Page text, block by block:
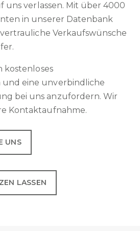
uns verlassen. Mit über 4000
in unserer Datenbank
Verkaufswünsche
kostenloses
und eine unverbindliche
bei uns anzufordern. Wir
Kontaktaufnahme.
UNS
LASSEN